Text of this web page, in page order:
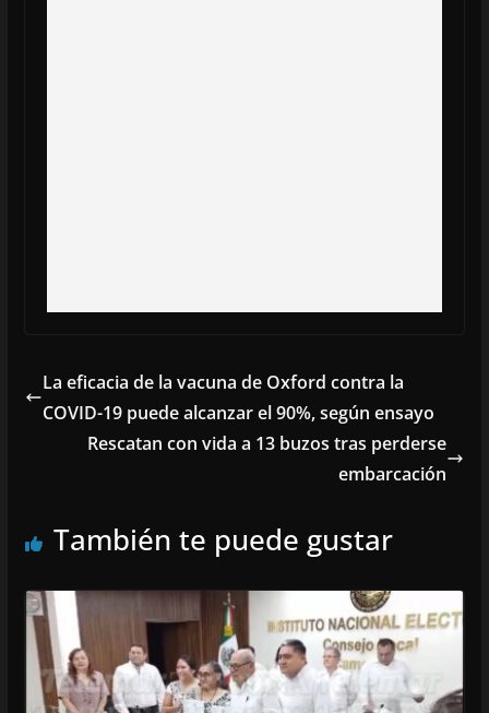
La eficacia de la vacuna de Oxford contra la
COVID-19 puede alcanzar el 90%, según ensayo
Rescatan con vida a 13 buzos tras perderse
embarcación
También te puede gustar